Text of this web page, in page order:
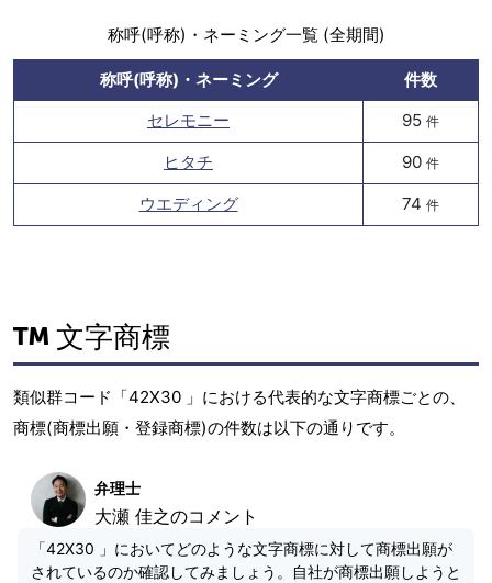
称呼(呼称)・ネーミング一覧 (全期間)
称呼(呼称)・ネーミング
件数
セレモニー
95 件
ヒタチ 90 件
ウエディング 74 件
文字商標
類似群コード「42X30 」における代表的な文字商標ごとの、
商標(商標出願・登録商標)の件数は以下の通りです。
弁理士
大瀬 佳之のコメント
「42X30 」においてどのような文字商標に対して商標出願が
されているのか確認してみましょう。自社が商標出願しようと